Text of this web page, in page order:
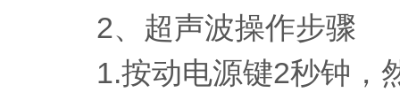
2、超声波操作步骤
1.按动电源键2秒钟，